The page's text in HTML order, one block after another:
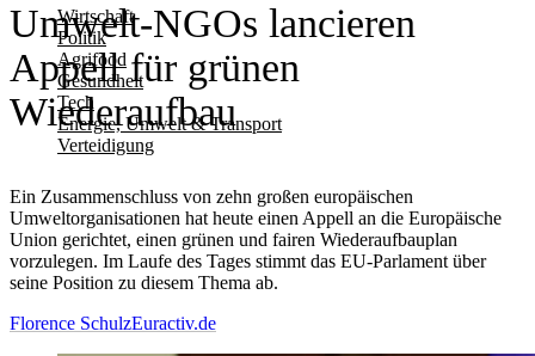
Wirtschaft
Politik
Agrifood
Gesundheit
Tech
Energie, Umwelt & Transport
Verteidigung
Umwelt-NGOs lancieren
Appell für grünen
Wiederaufbau
Ein Zusammenschluss von zehn großen europäischen
Umweltorganisationen hat heute einen Appell an die Europäische
Union gerichtet, einen grünen und fairen Wiederaufbauplan
vorzulegen. Im Laufe des Tages stimmt das EU-Parlament über
seine Position zu diesem Thema ab.
Florence SchulzEuractiv.de